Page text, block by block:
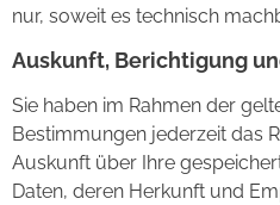
nur, soweit es technisch
Auskunft, Berichtigung
Sie haben im Rahmen der
Bestimmungen jederzeit das
Auskunft über Ihre
Daten, deren Herkunft und